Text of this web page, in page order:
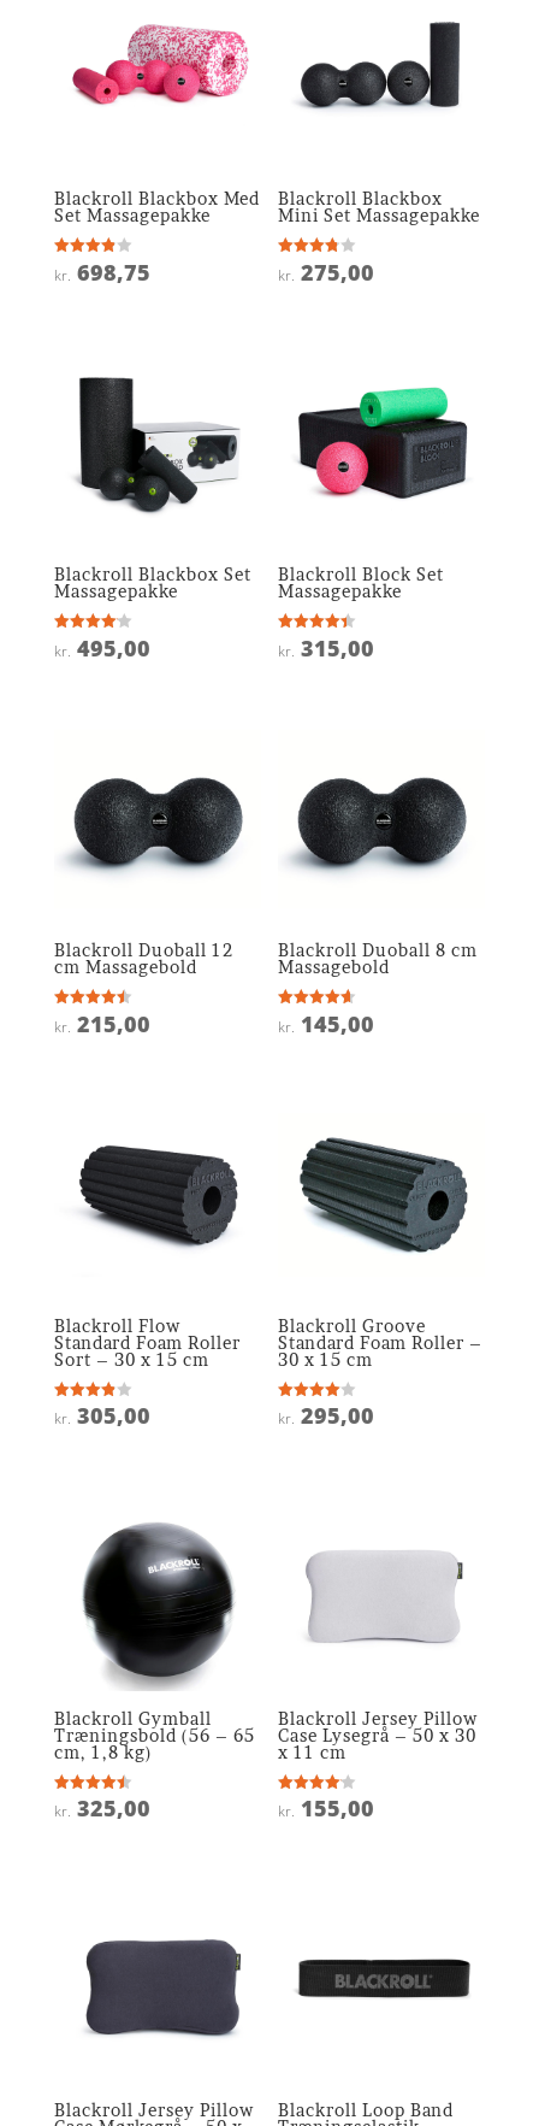
Blackroll Blackbox Med
Set Massagepakke
Vurderet
3.9
kr. 698,75
Blackroll Blackbox
Mini Set Massagepakke
Vurderet
3.8
kr. 275,00
Blackroll Blackbox Set
Massagepakke
Vurderet
4.1
kr. 495,00
Blackroll Block Set
Massagepakke
Vurderet
4.4
kr. 315,00
Blackroll Duoball 12
cm Massagebold
Vurderet
4.5
kr. 215,00
Blackroll Duoball 8 cm
Massagebold
Vurderet
4.6
kr. 145,00
Blackroll Flow
Standard Foam Roller
Sort – 30 x 15 cm
Vurderet
3.9
kr. 305,00
Blackroll Groove
Standard Foam Roller –
30 x 15 cm
Vurderet
4
kr. 295,00
Blackroll Gymball
Træningsbold (56 – 65
cm, 1,8 kg)
Vurderet
4.5
kr. 325,00
Blackroll Jersey Pillow
Case Lysegrå – 50 x 30
x 11 cm
Vurderet
4.1
kr. 155,00
Blackroll Jersey Pillow
Blackroll Loop Band